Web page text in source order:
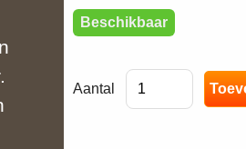
Beschikbaar
Aantal